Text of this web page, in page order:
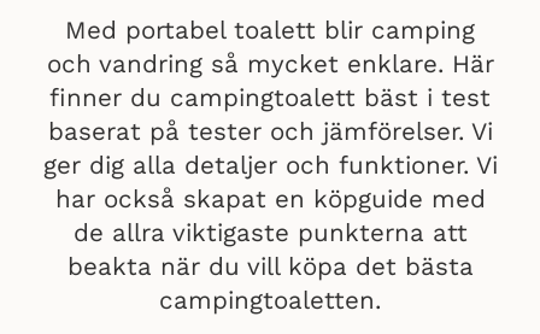
Med portabel toalett blir camping
och vandring så mycket enklare. Här
finner du campingtoalett bäst i test
baserat på tester och jämförelser. Vi
ger dig alla detaljer och funktioner. Vi
har också skapat en köpguide med
de allra viktigaste punkterna att
beakta när du vill köpa det bästa
campingtoaletten.